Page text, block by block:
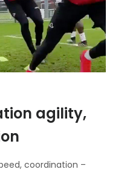
agility,
coordination –